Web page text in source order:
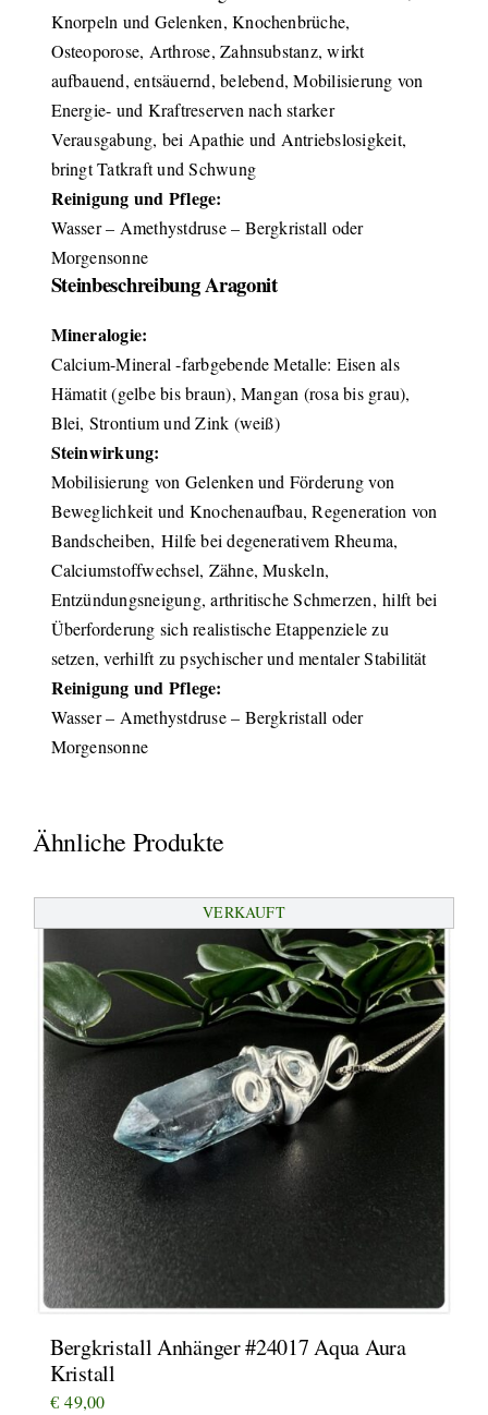
Knorpeln und Gelenken, Knochenbrüche,
Osteoporose, Arthrose, Zahnsubstanz, wirkt
aufbauend, entsäuernd, belebend, Mobilisierung von
Energie- und Kraftreserven nach starker
Verausgabung, bei Apathie und Antriebslosigkeit,
bringt Tatkraft und Schwung
Reinigung und Pflege:
Wasser – Amethystdruse – Bergkristall oder
Morgensonne
Steinbeschreibung Aragonit
Mineralogie:
Calcium-Mineral -farbgebende Metalle: Eisen als
Hämatit (gelbe bis braun), Mangan (rosa bis grau),
Blei, Strontium und Zink (weiß)
Steinwirkung:
Mobilisierung von Gelenken und Förderung von
Beweglichkeit und Knochenaufbau, Regeneration von
Bandscheiben, Hilfe bei degenerativem Rheuma,
Calciumstoffwechsel, Zähne, Muskeln,
Entzündungsneigung, arthritische Schmerzen, hilft bei
Überforderung sich realistische Etappenziele zu
setzen, verhilft zu psychischer und mentaler Stabilität
Reinigung und Pflege:
Wasser – Amethystdruse – Bergkristall oder
Morgensonne
Ähnliche Produkte
VERKAUFT
Bergkristall Anhänger #24017 Aqua Aura
Kristall
€ 49,00